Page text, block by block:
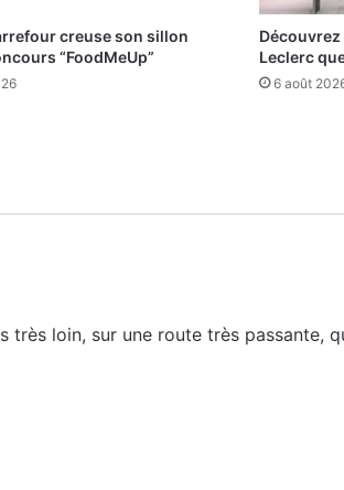
creuse son sillon
“FoodMeUp”
Découvrez
Leclerc
6 août
très loin, sur une route très